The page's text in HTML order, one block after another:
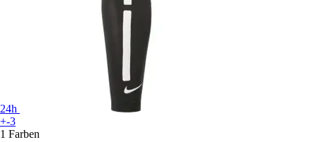
24h
+-3
1 Farben